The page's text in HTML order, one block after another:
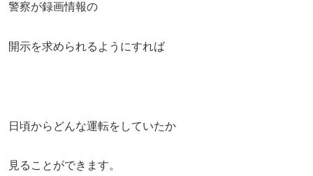
警察が録画情報の
開示を求められるようにすれば
日頃からどんな運転をしていたか
見ることができます。